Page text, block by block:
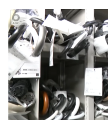
ぺこぱのまるスポ
アナ回覧板